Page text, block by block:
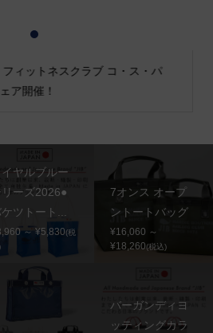
ィットネスクラブ コ・ス・パ
ア開催！
2
イヤルブルー
リーズ2026●
ツトート...
～ ¥5,830(税
7オンス オープ
ントートバッグ
¥16,060 ～
¥18,260(税込)
バーガンディヨ
ッティングカラ